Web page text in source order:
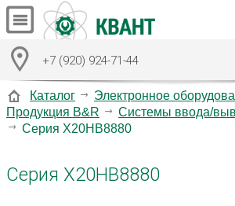
+7 (920) 924-71-44
Каталог
Электронное
Продукция B&R
Системы ввода/
Серия X20HB8880
Серия X20HB8880